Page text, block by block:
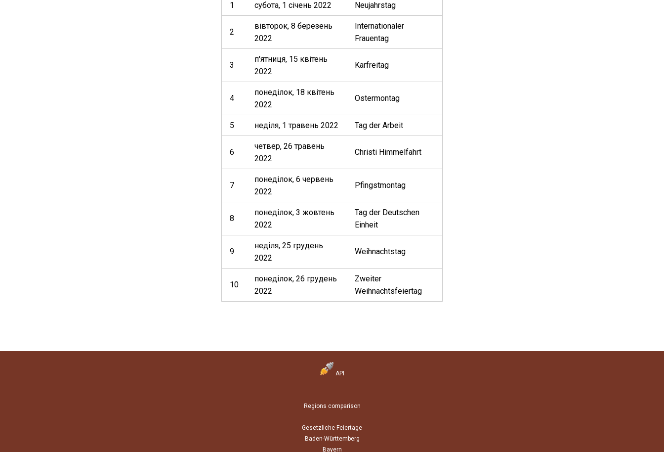
1 субота, 1 січень 2022 Neujahrstag
2
вівторок, 8 березень
2022
Internationaler
Frauentag
3
п'ятниця, 15 квітень
2022
Karfreitag
4
понеділок, 18 квітень
2022
Ostermontag
5 неділя, 1 травень 2022 Tag der Arbeit
6
четвер, 26 травень
2022
Christi Himmelfahrt
7
понеділок, 6 червень
2022
Pfingstmontag
8
понеділок, 3 жовтень
2022
Tag der Deutschen
Einheit
9
неділя, 25 грудень
2022
Weihnachtstag
10
понеділок, 26 грудень
2022
Zweiter
Weihnachtsfeiertag
API
Regions comparison
Gesetzliche Feiertage
Baden-Württemberg
Bayern